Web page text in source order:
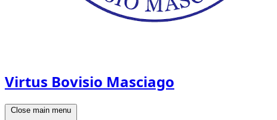
Virtus Bovisio Masciago
Close main menu